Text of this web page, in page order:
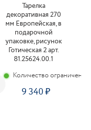
Тарелка
декоративная 270
мм Европейская, в
подарочной
упаковке, рисунок
Готическая 2 арт.
81.25624.00.1
Количество ограничено
9 340